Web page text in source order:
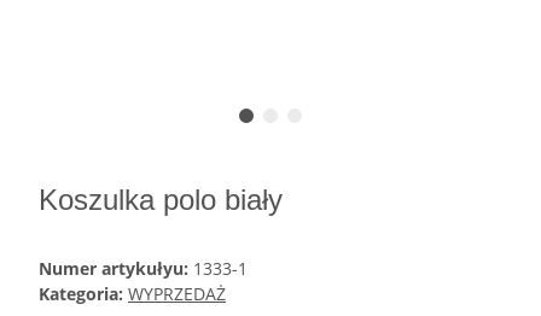
Koszulka polo biały
Numer artykułyu: 1333-1
Kategoria: WYPRZEDAŻ